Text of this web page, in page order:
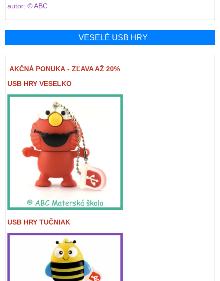
autor: © ABC
VESELÉ USB HRY
AKČNÁ PONUKA - ZĽAVA AŽ 20%
USB HRY VESELKO
USB HRY TUČNIAK